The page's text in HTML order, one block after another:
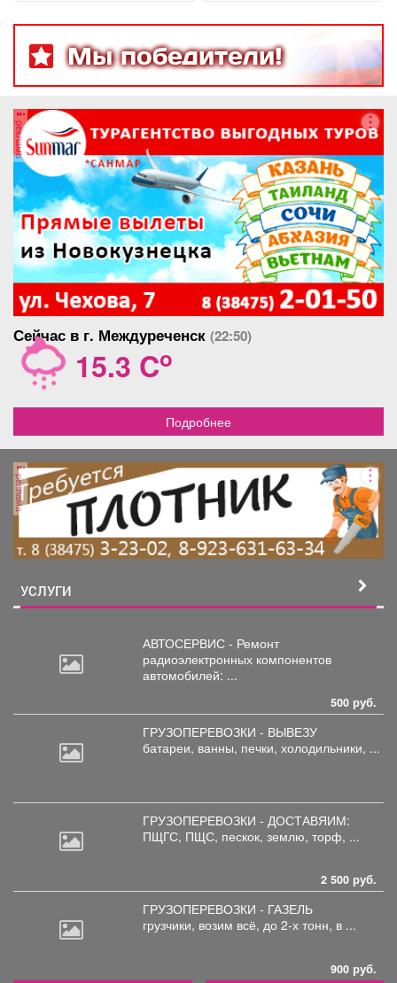
Мы победители!
реклама
Сейчас в г. Междуреченск (22:50)
15.3 Co
Подробнее
реклама
УСЛУГИ
АВТОСЕРВИС - Ремонт
радиоэлектронных компонентов
автомобилей: ...
500 руб.
ГРУЗОПЕРЕВОЗКИ - ВЫВЕЗУ
батареи, ванны, печки, холодильники, ...
ГРУЗОПЕРЕВОЗКИ - ДОСТАВЯИМ:
ПЩГС, ПЩС, пескок, землю, торф, ...
2 500 руб.
ГРУЗОПЕРЕВОЗКИ - ГАЗЕЛЬ
грузчики, возим всё, до 2-х тонн, в ...
900 руб.